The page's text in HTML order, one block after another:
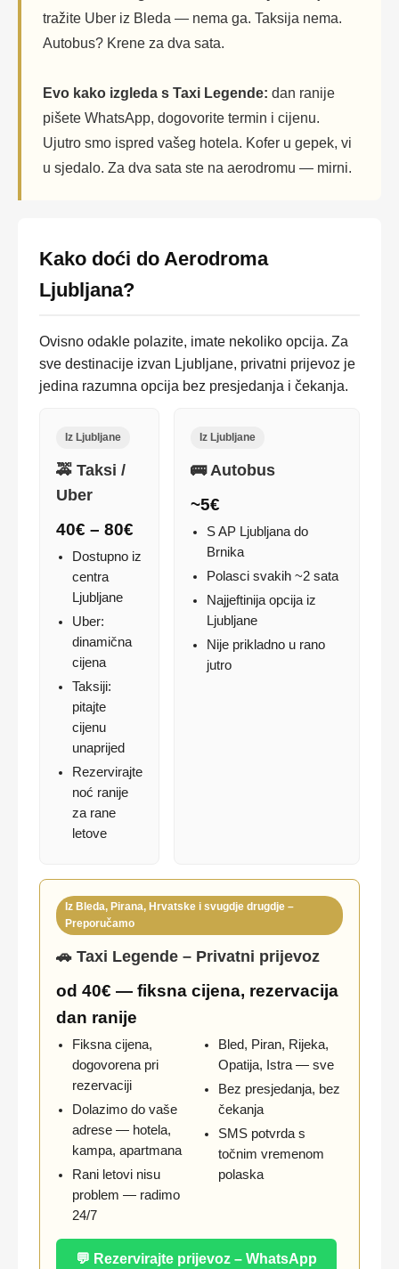
tražite Uber iz Bleda — nema ga. Taksija nema.
Autobus? Krene za dva sata.
Evo kako izgleda s Taxi Legende: dan ranije
pišete WhatsApp, dogovorite termin i cijenu.
Ujutro smo ispred vašeg hotela. Kofer u gepek, vi
u sjedalo. Za dva sata ste na aerodromu — mirni.
Kako doći do Aerodroma
Ljubljana?
Ovisno odakle polazite, imate nekoliko opcija. Za
sve destinacije izvan Ljubljane, privatni prijevoz je
jedina razumna opcija bez presjedanja i čekanja.
Iz Ljubljane
🚕 Taksi /
Uber
40€ – 80€
Dostupno iz
centra
Ljubljane
Uber:
dinamična
cijena
Taksiji:
pitajte
cijenu
unaprijed
Rezervirajte
noć ranije
za rane
letove
Iz Ljubljane
🚌 Autobus
~5€
S AP Ljubljana do
Brnika
Polasci svakih ~2 sata
Najjeftinija opcija iz
Ljubljane
Nije prikladno u rano
jutro
Iz Bleda, Pirana, Hrvatske i svugdje drugdje –
Preporučamo
🚗 Taxi Legende – Privatni prijevoz
od 40€ — fiksna cijena, rezervacija
dan ranije
Fiksna cijena,
dogovorena pri
rezervaciji
Dolazimo do vaše
adrese — hotela,
kampa, apartmana
Rani letovi nisu
problem — radimo
24/7
Bled, Piran, Rijeka,
Opatija, Istra — sve
Bez presjedanja, bez
čekanja
SMS potvrda s
točnim vremenom
polaska
💬 Rezervirajte prijevoz – WhatsApp